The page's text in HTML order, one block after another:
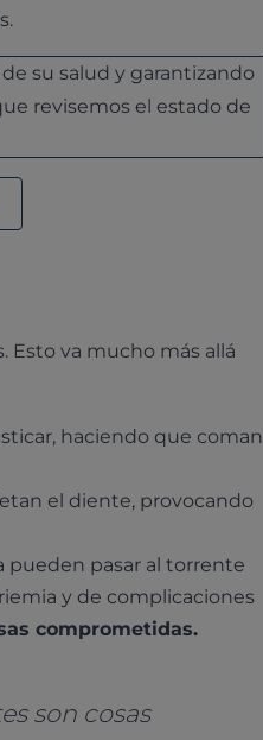
su salud y garantizando
revisemos el estado de
Esto va mucho más allá
haciendo que coman
el diente, provocando
pueden pasar al torrente
y de complicaciones
comprometidas.
son cosas